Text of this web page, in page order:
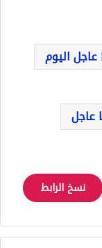
عاجل اليوم
عاجل
نسخ الرابط